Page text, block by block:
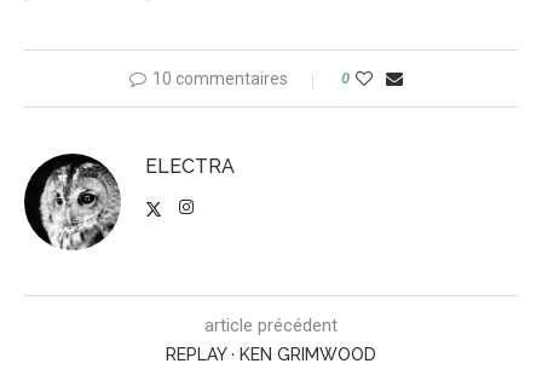
10 commentaires 0
ELECTRA
article précédent
REPLAY · KEN GRIMWOOD